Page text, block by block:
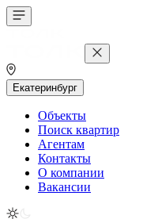
Екатеринбург
Объекты
Поиск квартир
Агентам
Контакты
О компании
Вакансии